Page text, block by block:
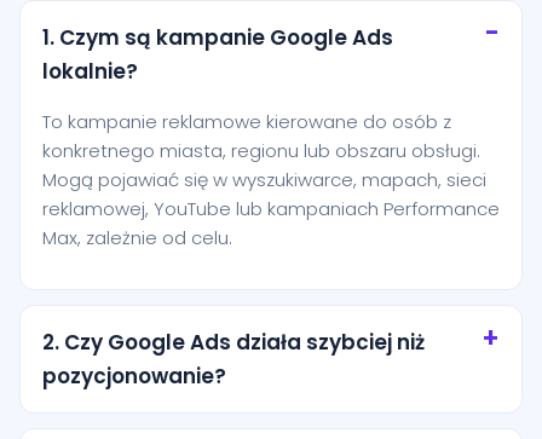
1. Czym są kampanie Google Ads
lokalnie?
To kampanie reklamowe kierowane do osób z
konkretnego miasta, regionu lub obszaru obsługi.
Mogą pojawiać się w wyszukiwarce, mapach, sieci
reklamowej, YouTube lub kampaniach Performance
Max, zależnie od celu.
2. Czy Google Ads działa szybciej niż
pozycjonowanie?
Tak, reklamy mogą zacząć generować ruch niemal